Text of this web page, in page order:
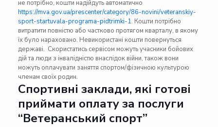
не потрібно, кошти надійдуть автоматично
https://mva.gov.ua/prescenter/category/86-novini/veteranskiy-
sport-startuvala-programa-pidtrimki-1. Кошти потрібно
витратити повністю або частково протягом кварталу, в якому
їх було нараховано. Невикористані кошти повернуться
державі. Скористатись сервісом можуть учасники бойових
дій та люди з інвалідністю внаслідок війни, також вони
можуть оплачувати заняття спортом/фізичною культурою
членам своїх родин.
Спортивні заклади, які готові
приймати оплату за послуги
“Ветеранський спорт”